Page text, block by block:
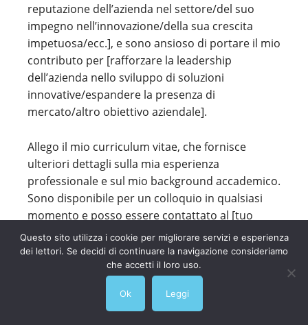
reputazione dell’azienda nel settore/del suo
impegno nell’innovazione/della sua crescita
impetuosa/ecc.], e sono ansioso di portare il mio
contributo per [rafforzare la leadership
dell’azienda nello sviluppo di soluzioni
innovative/espandere la presenza di
mercato/altro obiettivo aziendale].
Allego il mio curriculum vitae, che fornisce
ulteriori dettagli sulla mia esperienza
professionale e sul mio background accademico.
Sono disponibile per un colloquio in qualsiasi
momento e posso essere contattato al [tuo
numero di telefono] o all’indirizzo email [tuo
indirizzo email].
considerazione la mia candidatura. Spero di
Questo sito utilizza i cookie per migliorare servizi e esperienza
dei lettori. Se decidi di continuare la navigazione consideriamo
che accetti il loro uso.
Ok Leggi